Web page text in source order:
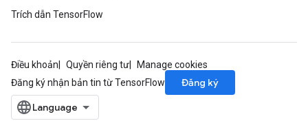
Trích dẫn TensorFlow
Điều khoản Quyền riêng tư
Manage cookies
Đăng ký nhận bản tin từ TensorFlow
Đăng ký